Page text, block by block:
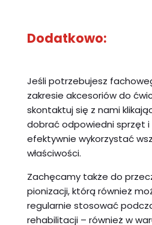
Dodatkowo:
Jeśli potrzebujesz
zakresie akcesoriów do
skontaktuj się z nami
dobrać odpowiedni sprzęt i
efektywnie wykorzystać
właściwości.
Zachęcamy także do
pionizacji, którą również
regularnie stosować
rehabilitacji – również w